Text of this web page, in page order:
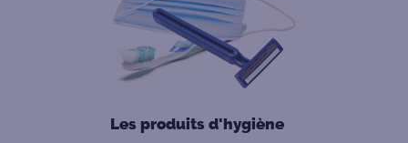
Les produits d'hygiène